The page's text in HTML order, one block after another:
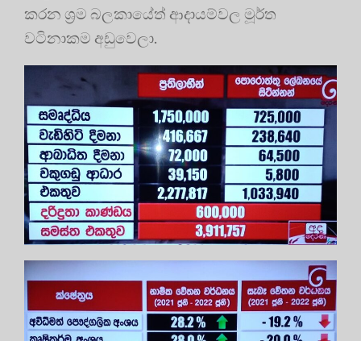
කරන ශ්‍රම බලකායේත් ආදායම්වල මූර්ත
වටිනාකම අඩුවෙලා.